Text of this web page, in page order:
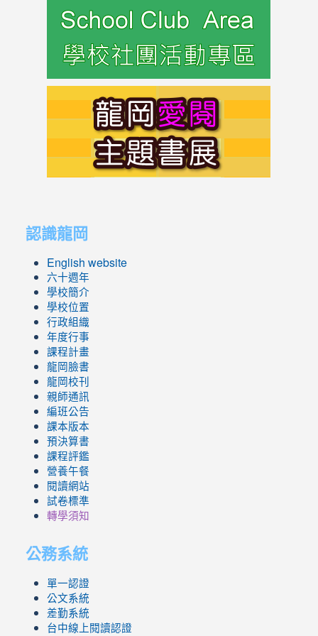
認識龍岡
English website
六十週年
學校簡介
學校位置
行政組織
年度行事
課程計畫
龍岡臉書
龍岡校刊
親師通訊
編班公告
課本版本
預決算書
課程評鑑
營養午餐
閱讀網站
試卷標準
轉學須知
公務系統
單一認證
公文系統
差勤系統
台中線上閱讀認證